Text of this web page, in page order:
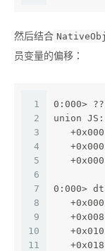
然后结合
员变量的偏移：
1
2
3
4
5
6
7
8
9
10
11
0:000>
union
0:000>